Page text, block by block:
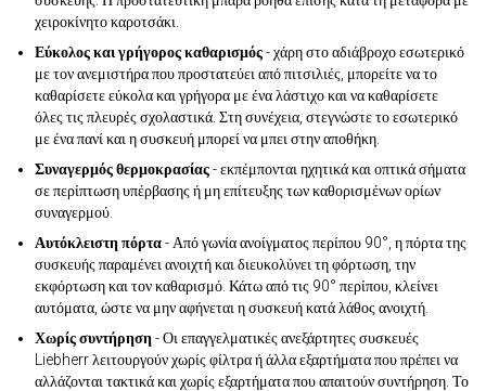
χειροκίνητο καροτσάκι.
Εύκολος και γρήγορος καθαρισμός- χάρη στο αδιάβροχο εσωτερικό
με τον ανεμιστήρα που προστατεύει από πιτσιλιές, μπορείτε να το
καθαρίσετε εύκολα και γρήγορα με ένα λάστιχο και να καθαρίσετε
όλες τις πλευρές σχολαστικά. Στη συνέχεια, στεγνώστε το εσωτερικό
με ένα πανί και η συσκευή μπορεί να μπει στην αποθήκη.
Συναγερμός θερμοκρασίας- εκπέμπονται ηχητικά και οπτικά σήματα
σε περίπτωση υπέρβασης ή μη επίτευξης των καθορισμένων ορίων
συναγερμού.
Αυτόκλειστη πόρτα- Από γωνία ανοίγματος περίπου 90°, η πόρτα της
συσκευής παραμένει ανοιχτή και διευκολύνει τη φόρτωση, την
εκφόρτωση και τον καθαρισμό. Κάτω από τις 90° περίπου, κλείνει
αυτόματα, ώστε να μην αφήνεται η συσκευή κατά λάθος ανοιχτή.
Χωρίς συντήρηση- Οι επαγγελματικές ανεξάρτητες συσκευές
Liebherr λειτουργούν χωρίς φίλτρα ή άλλα εξαρτήματα που πρέπει να
αλλάζονται τακτικά και χωρίς εξαρτήματα που απαιτούν συντήρηση. Το